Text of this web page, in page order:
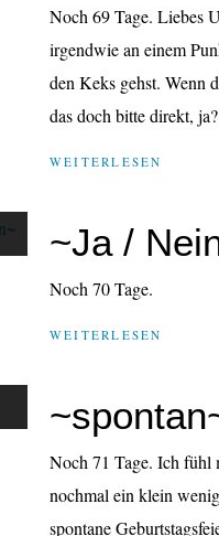
Noch 69 Tage. Liebes
irgendwie an einem
den Keks gehst. Wenn
das doch bitte direkt,
WEITERLESEN
~Ja /
Noch 70 Tage.
WEITERLESEN
Noch 71 Tage. Ich fühl
nochmal ein klein
spontane